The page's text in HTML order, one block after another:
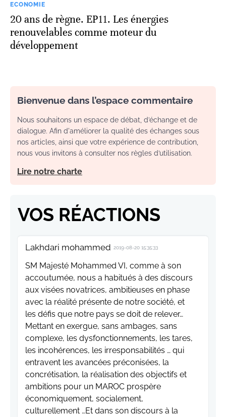
ECONOMIE
20 ans de règne. EP11. Les énergies
renouvelables comme moteur du
développement
Bienvenue dans l’espace commentaire
Nous souhaitons un espace de débat, d’échange et de
dialogue. Afin d'améliorer la qualité des échanges sous
nos articles, ainsi que votre expérience de contribution,
nous vous invitons à consulter nos règles d’utilisation.
Lire notre charte
VOS RÉACTIONS
Lakhdari mohammed 2019-08-20 15:35:33
SM Majesté Mohammed VI, comme à son
accoutumée, nous a habitués à des discours
aux visées novatrices, ambitieuses en phase
avec la réalité présente de notre société, et
les défis que notre pays se doit de relever…
Mettant en exergue, sans ambages, sans
complexe, les dysfonctionnements, les tares,
les incohérences, les irresponsabilités … qui
entravent les avancées préconisées, la
concrétisation, la réalisation des objectifs et
ambitions pour un MAROC prospère
économiquement, socialement,
culturellement …Et dans son discours à la